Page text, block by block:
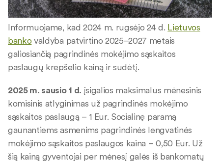
Informuojame, kad 2024 m. rugsėjo 24 d. Lietuvos
bankovaldyba patvirtino 2025–2027 metais
galiosiančią pagrindinės mokėjimo sąskaitos
paslaugų krepšelio kainą ir sudėtį.
2025 m. sausio 1 d. įsigalios maksimalus mėnesinis
komisinis atlyginimas už pagrindinės mokėjimo
sąskaitos paslaugą – 1 Eur. Socialinę paramą
gaunantiems asmenims pagrindinės lengvatinės
mokėjimo sąskaitos paslaugos kaina – 0,50 Eur. Už
šią kainą gyventojai per mėnesį galės iš bankomatų